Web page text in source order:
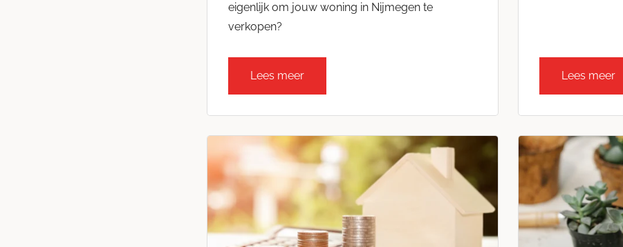
eigenlijk om jouw woning in Nijmegen te
verkopen?
Lees meer Lees meer